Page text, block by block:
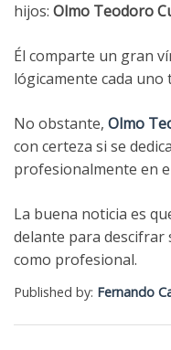
hijos: Olmo Teodoro
Él comparte un gran
lógicamente cada uno
No obstante, Olmo
con certeza si se
profesionalmente en
La buena noticia es
delante para
como profesional.
Published by: Fernando